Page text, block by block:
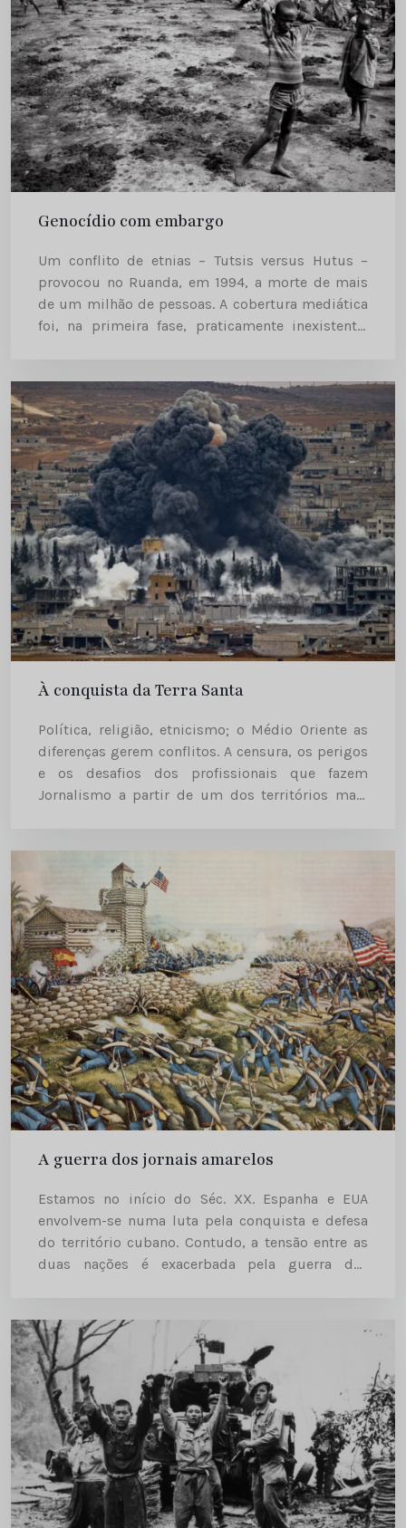
Genocídio com embargo
Um conflito de etnias – Tutsis versus Hutus –
provocou no Ruanda, em 1994, a morte de mais
de um milhão de pessoas. A cobertura mediática
foi, na primeira fase, praticamente inexistente,
À conquista da Terra Santa
Política, religião, etnicismo; o Médio Oriente as
diferenças gerem conflitos. A censura, os perigos
e os desafios dos profissionais que fazem
Jornalismo a partir de um dos territórios mais
A guerra dos jornais amarelos
Estamos no início do Séc. XX. Espanha e EUA
envolvem-se numa luta pela conquista e defesa
do território cubano. Contudo, a tensão entre as
duas nações é exacerbada pela guerra das